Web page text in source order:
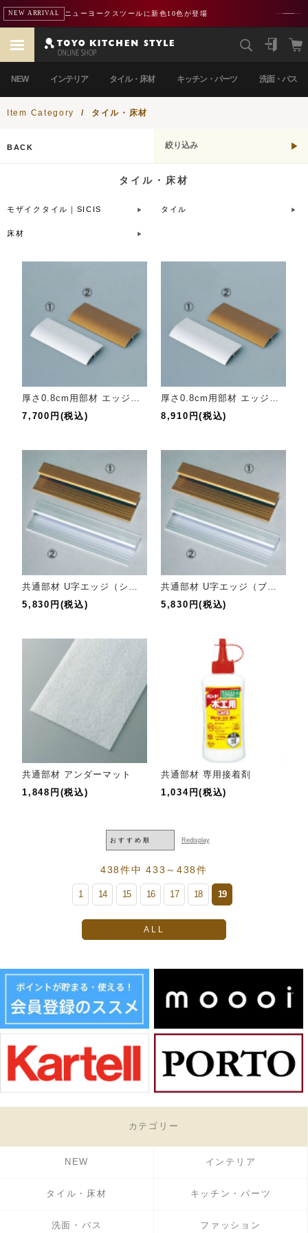
NEW ARRIVAL ニューヨークスツールに新色10色が登場
NEW インテリア タイル・床材 キッチン・パーツ 洗面・バス
Item Category / タイル・床材
BACK 絞り込み
タイル・床材
モザイクタイル｜SICIS タイル
床材
厚さ0.8cm用部材 エッジ（シルバー）
7,700円(税込)
厚さ0.8cm用部材 エッジ（ブロンズ）
8,910円(税込)
5,830円(税込)
5,830円(税込)
共通部材 アンダーマット
1,848円(税込)
共通部材 専用接着剤
1,034円(税込)
438件中 433～438件
1 14 15 16 17 18 19
ALL
カテゴリー
NEW インテリア
タイル・床材 キッチン・パーツ
洗面・バス ファッション